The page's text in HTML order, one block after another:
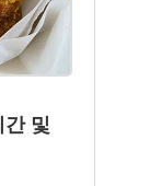
간 및